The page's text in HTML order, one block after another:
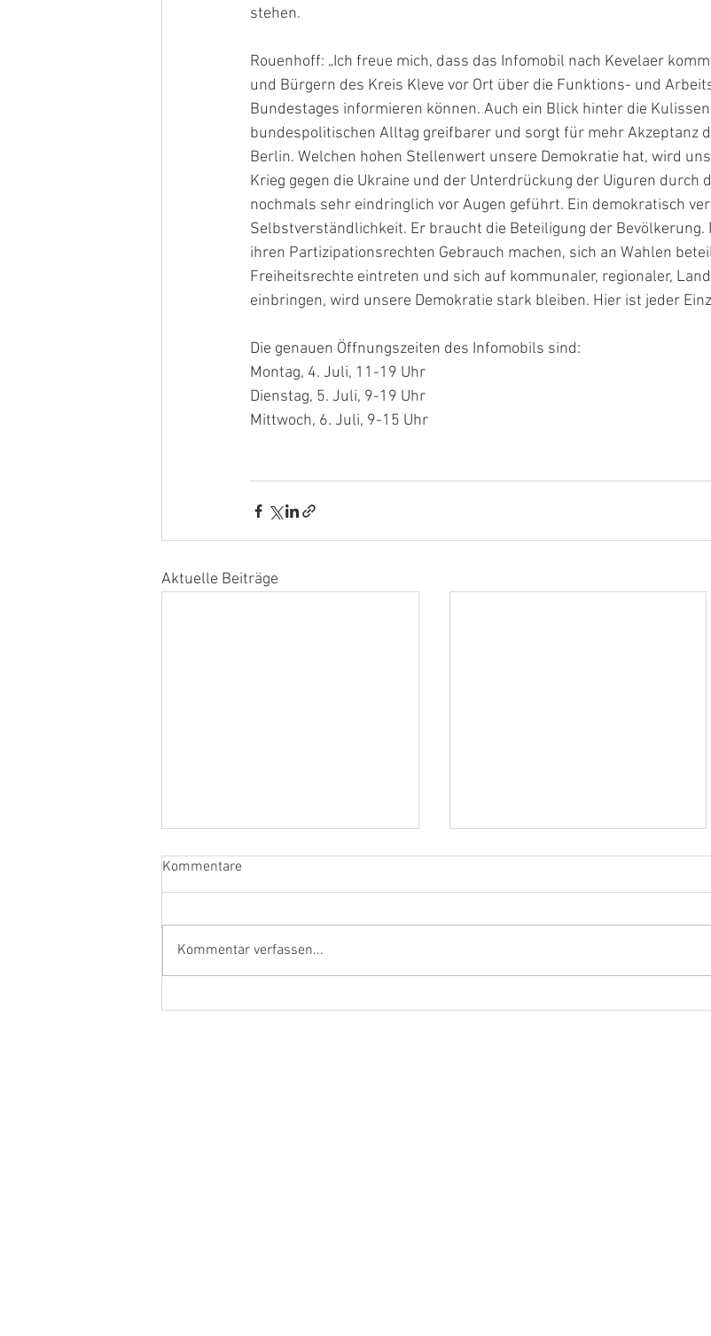
stehen.
Rouenhoff: „Ich freue mich, dass das Infomobil nach Kevelaer
und Bürgern des Kreis Kleve vor Ort über die Funktions- und
Bundestages informieren können. Auch ein Blick hinter die
bundespolitischen Alltag greifbarer und sorgt für mehr Akzeptanz
Berlin. Welchen hohen Stellenwert unsere Demokratie hat, wird
Krieg gegen die Ukraine und der Unterdrückung der Uiguren durch
nochmals sehr eindringlich vor Augen geführt. Ein demokratisch
Selbstverständlichkeit. Er braucht die Beteiligung der Bevölkerung.
ihren Partizipationsrechten Gebrauch machen, sich an Wahlen
Freiheitsrechte eintreten und sich auf kommunaler, regionaler,
einbringen, wird unsere Demokratie stark bleiben. Hier ist jeder
Die genauen Öffnungszeiten des Infomobils sind:
Montag, 4. Juli, 11-19 Uhr
Dienstag, 5. Juli, 9-19 Uhr
Mittwoch, 6. Juli, 9-15 Uhr
Aktuelle Beiträge
Kommentare
Kommentar verfassen...